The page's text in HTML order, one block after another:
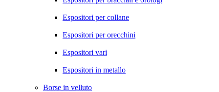
Espositori per collane
Espositori per orecchini
Espositori vari
Espositori in metallo
Borse in velluto